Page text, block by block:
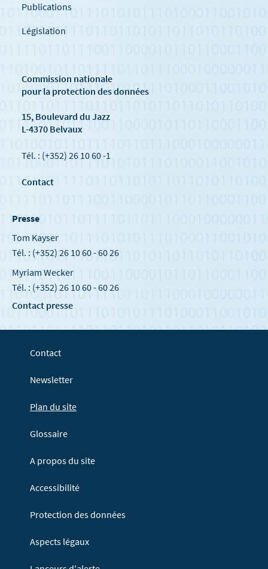
Publications
Législation
Commission nationale
pour la protection des données
15, Boulevard du Jazz
L-4370 Belvaux
Tél. : (+352) 26 10 60 -1
Contact
Presse
Tom Kayser
Tél. : (+352) 26 10 60 - 60 26
Myriam Wecker
Tél. : (+352) 26 10 60 - 60 26
Contact presse
Contact
Newsletter
Plan du site
Glossaire
A propos du site
Accessibilité
Protection des données
Aspects légaux